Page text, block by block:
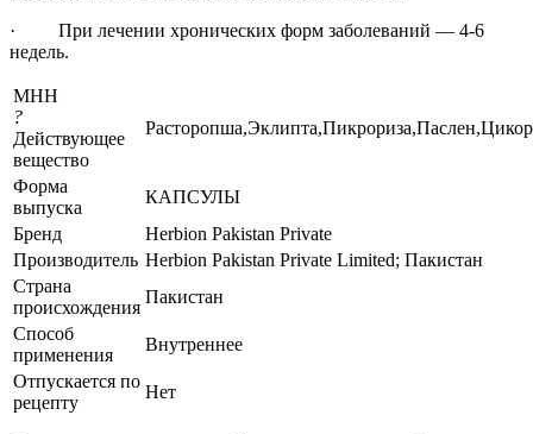
· При лечении хронических форм заболеваний — 4-6
недель.
МНН
?
Действующее
вещество
Форма
выпуска
КАПСУЛЫ
Бренд
Herbion Pakistan Private
Производитель Herbion Pakistan Private Limited; Пакистан
Страна
происхождения
Пакистан
Способ
применения
Внутреннее
Отпускается по
рецепту
Нет